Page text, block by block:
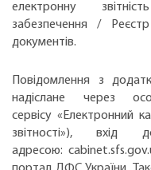
електронну
забезпечення /
документів.
Повідомлення з
надіслане через
сервісу «Електронний
звітності»),
адресою: